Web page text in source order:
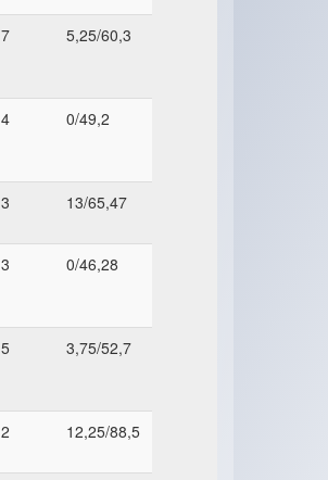
7 5,25/60,3
4 0/49,2
3 13/65,47
3 0/46,28
5 3,75/52,7
2 12,25/88,5